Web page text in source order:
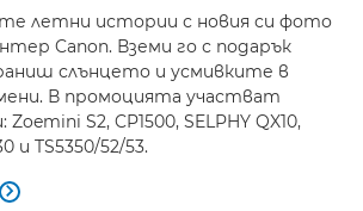
летни истории с новия си фото
Canon. Вземи го с подарък
слънцето и усмивките в
В промоцията участват
S2, CP1500, SELPHY QX10,
и TS5350/52/53.
